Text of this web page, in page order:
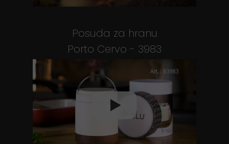
Posuda za hranu
Porto Cervo - 3983